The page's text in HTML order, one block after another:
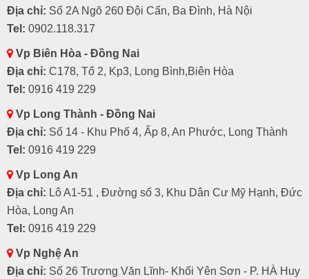
Địa chỉ: Số 2A Ngõ 260 Đội Cấn, Ba Đình, Hà Nội
Tel: 0902.118.317
Vp Biên Hòa - Đồng Nai
Địa chỉ: C178, Tổ 2, Kp3, Long Bình,Biên Hòa
Tel: 0916 419 229
Vp Long Thành - Đồng Nai
Địa chỉ: Số 14 - Khu Phố 4, Ấp 8, An Phước, Long Thành
Tel: 0916 419 229
Vp Long An
Địa chỉ: Lô A1-51 , Đường số 3, Khu Dân Cư Mỹ Hạnh, Đức
Hòa, Long An
Tel: 0916 419 229
Vp Nghệ An
Địa chỉ: Số 26 Trương Văn Lĩnh- Khối Yên Sơn - P. HÀ Huy